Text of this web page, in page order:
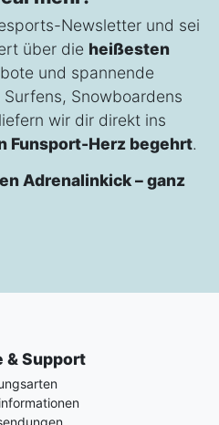
Newsletter und sei
über die heißesten
und spannende
Snowboardens
wir dir direkt ins
Funsport-Herz begehrt.
Adrenalinkick – ganz
& Support